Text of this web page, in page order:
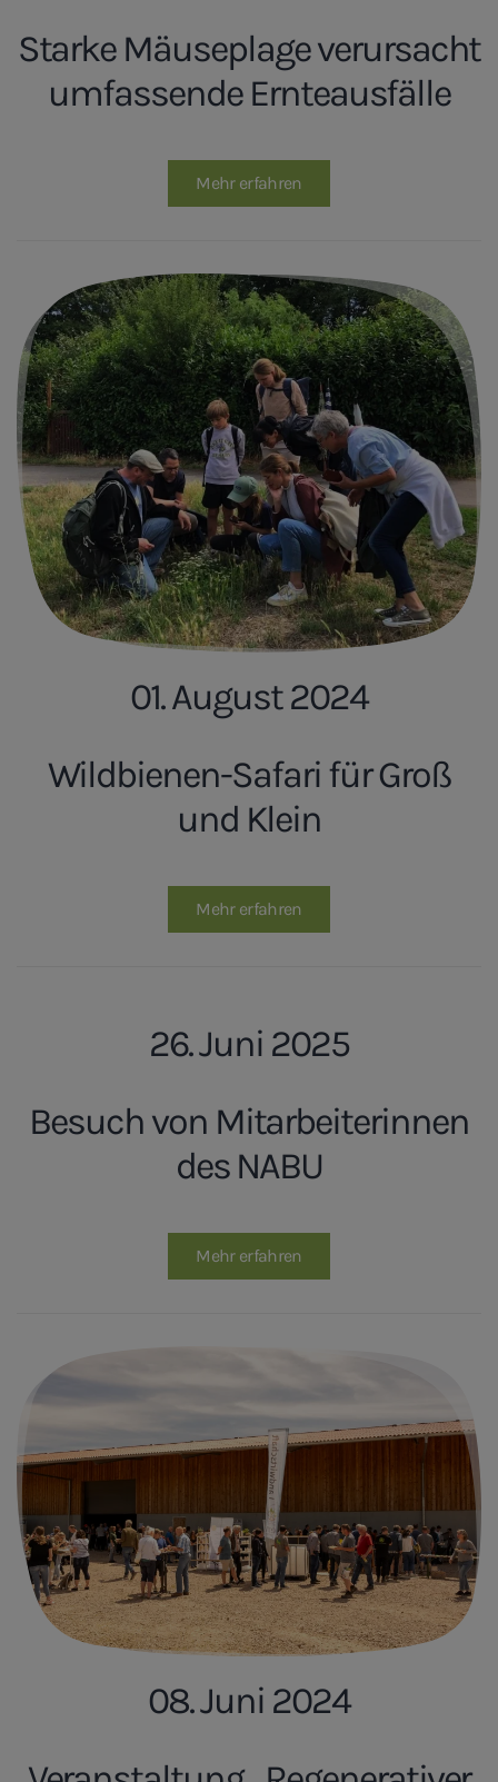
Starke Mäuseplage verursacht
umfassende Ernteausfälle
Mehr erfahren
01. August 2024
Wildbienen-Safari für Groß
und Klein
Mehr erfahren
26. Juni 2025
Besuch von Mitarbeiterinnen
des NABU
Mehr erfahren
08. Juni 2024